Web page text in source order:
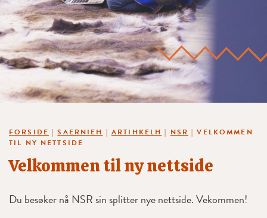
FORSIDE |SAERNIEH | ARTIHKELH | NSR |VELKOMMEN
TIL NY NETTSIDE
Velkommen til ny nettside
Du besøker nå NSR sin splitter nye nettside. Vekommen!